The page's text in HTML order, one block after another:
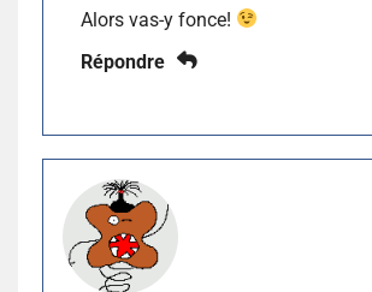
Alors vas-y fonce!
Répondre